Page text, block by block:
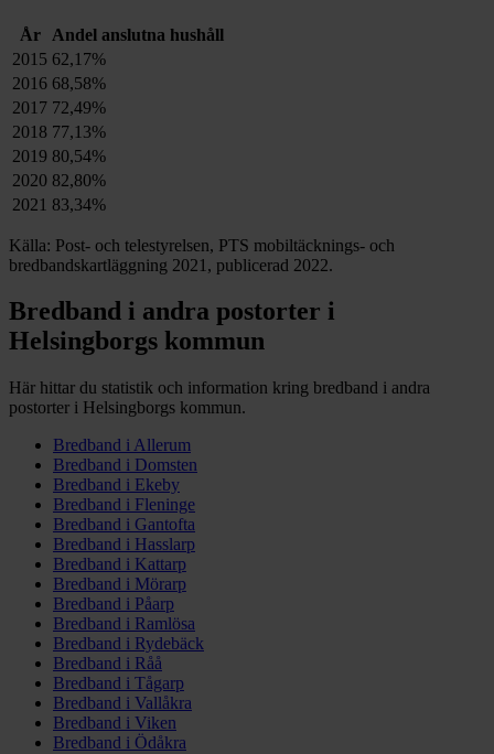
År
Andel anslutna hushåll
2015 62,17%
2016 68,58%
2017 72,49%
2018 77,13%
2019 80,54%
2020 82,80%
2021 83,34%
Källa: Post- och telestyrelsen, PTS mobiltäcknings- och
bredbandskartläggning 2021, publicerad 2022.
Bredband i andra postorter i
Helsingborgs kommun
Här hittar du statistik och information kring bredband i andra
postorter i Helsingborgs kommun.
Bredband i Allerum
Bredband i Domsten
Bredband i Ekeby
Bredband i Fleninge
Bredband i Gantofta
Bredband i Hasslarp
Bredband i Kattarp
Bredband i Mörarp
Bredband i Påarp
Bredband i Ramlösa
Bredband i Rydebäck
Bredband i Råå
Bredband i Tågarp
Bredband i Vallåkra
Bredband i Viken
Bredband i Ödåkra